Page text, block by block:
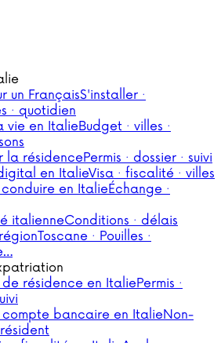
un FrançaisS'installer ·
· quotidien
vie en ItalieBudget · villes ·
la résidencePermis · dossier · suivi
en ItalieVisa · fiscalité · villes
conduire en ItalieÉchange ·
italienneConditions · délais
Toscane · Pouilles ·
résidence en ItaliePermis ·
compte bancaire en ItalieNon-